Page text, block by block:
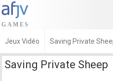
Jeux Vidéo Saving Private
Saving Private Sheep